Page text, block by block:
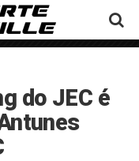
do JEC é